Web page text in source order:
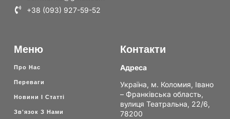
+38 (093) 927-59-52
Меню
Про Нас
Переваги
Новини І Статті
Зв'язок З Нами
Контакти
Адреса
Україна, м. Коломия, Івано
– Франківська область,
вулиця Театральна, 22/6,
78200